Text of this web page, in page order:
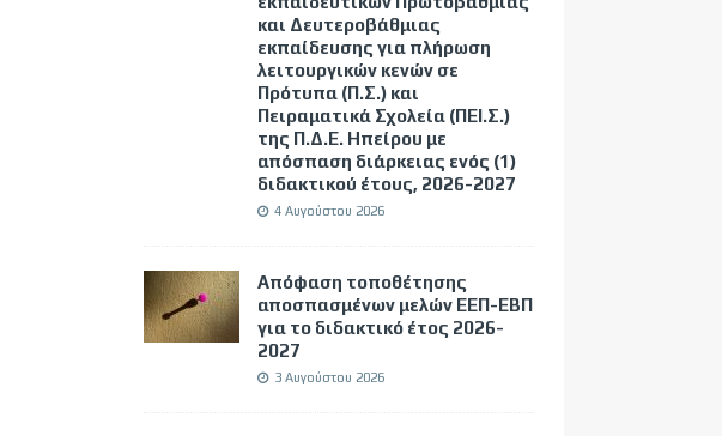
και Δευτεροβάθμιας
εκπαίδευσης για πλήρωση
λειτουργικών κενών σε
Πρότυπα (Π.Σ.) και
Πειραματικά Σχολεία (ΠΕΙ.Σ.)
της Π.Δ.Ε. Ηπείρου με
απόσπαση διάρκειας ενός (1)
διδακτικού έτους, 2026-2027
4 Αυγούστου 2026
Απόφαση τοποθέτησης
αποσπασμένων μελών ΕΕΠ-ΕΒΠ
για το διδακτικό έτος 2026-
2027
3 Αυγούστου 2026